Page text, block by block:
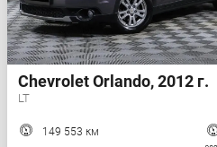
Chevrolet Orlando, 2012 г.
LT
149 553 км